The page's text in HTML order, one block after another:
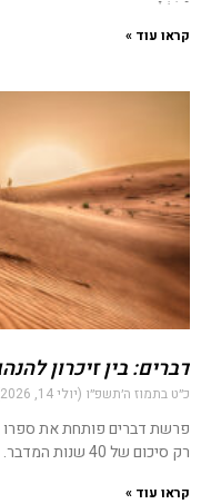
קראו עוד »
דברים: בין זיכרון
כ״ט בתמוז ה׳תשפ״ו (יולי 14, 2026)
פרשת דברים פותחת את ספרו
רק סיכום של 40 שנות המדבר. היא פותחת תהליך חינוכי חדש. "אֵלֶּה
קראו עוד »